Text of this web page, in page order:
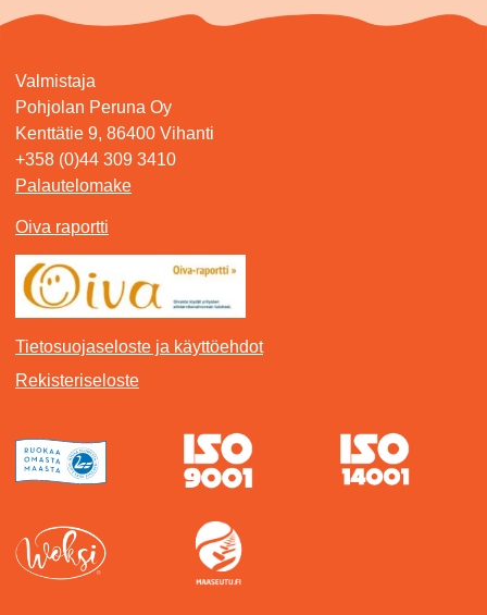
Valmistaja
Pohjolan Peruna Oy
Kenttätie 9, 86400 Vihanti
+358 (0)44 309 3410
Palautelomake
Oiva raportti
Tietosuojaseloste ja käyttöehdot
Rekisteriseloste